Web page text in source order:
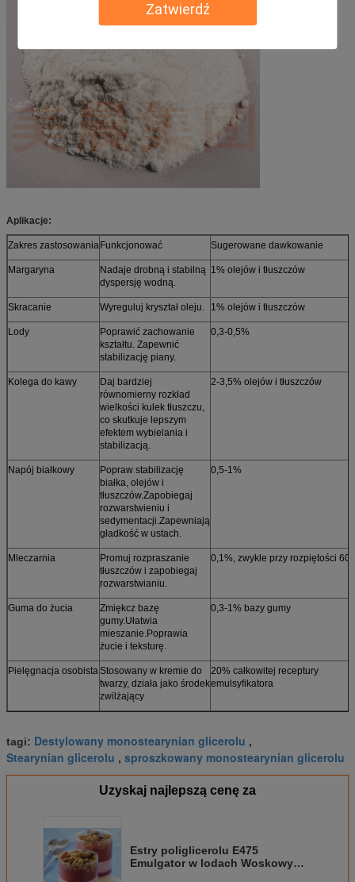
Zatwierdź
Aplikacje:
Zakres zastosowania Funkcjonować Sugerowane dawkowanie
Margaryna
Nadaje drobną i stabilną
dyspersję wodną.
1% olejów i tłuszczów
Skracanie Wyreguluj kryształ oleju. 1% olejów i tłuszczów
Lody
Poprawić zachowanie
kształtu. Zapewnić
stabilizację piany.
0,3-0,5%
Kolega do kawy
Daj bardziej
równomierny rozkład
wielkości kulek tłuszczu,
co skutkuje lepszym
efektem wybielania i
stabilizacją.
2-3,5% olejów i tłuszczów
Napój białkowy
Popraw stabilizację
białka, olejów i
tłuszczów.Zapobiegaj
rozwarstwieniu i
sedymentacji.Zapewniają
gładkość w ustach.
0,5-1%
Mleczarnia
Promuj rozpraszanie
tłuszczów i zapobiegaj
rozwarstwianiu.
0,1%, zwykle przy rozpiętości 60
Guma do żucia
Zmiękcz bazę
gumy.Ułatwia
mieszanie.Poprawia
żucie i teksturę.
0,3-1% bazy gumy
Pielęgnacja osobistaStosowany w kremie do
twarzy, działa jako środek
zwilżający
20% całkowitej receptury
emulsyfikatora
tagi: Destylowany monostearynian glicerolu ,
Stearynian glicerolu , sproszkowany monostearynian glicerolu
Uzyskaj najlepszą cenę za
Estry poliglicerolu E475
Emulgator w lodach Woskowy